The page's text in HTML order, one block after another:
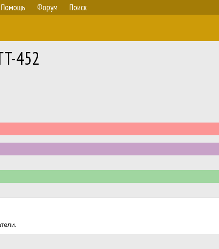
Помощь Форум Поиск
452